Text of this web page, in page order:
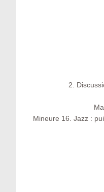
2.
Mineure 16. Jazz :